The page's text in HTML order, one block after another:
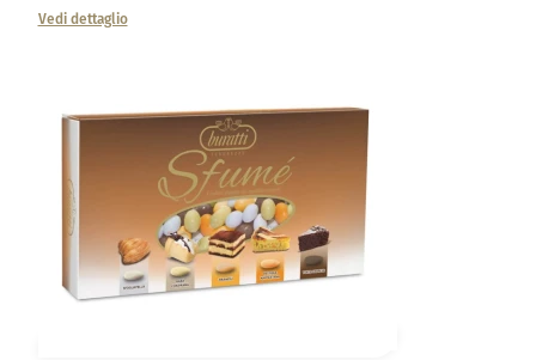
Vedi dettaglio